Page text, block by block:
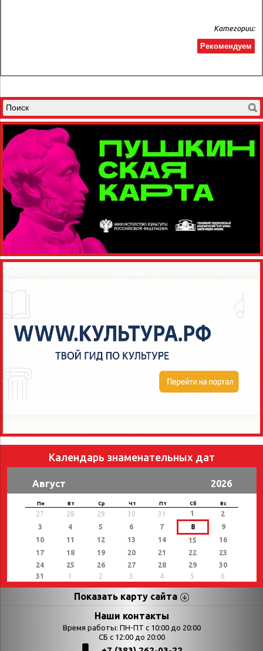
Категории:
Рекомендуем
Календарь знаменательных дат
Август 2026
Пн Вт Ср Чт Пт Сб Вс
27 28 29 30 31 1
2
3
4 5 6 7 8
9
10
11 12 13 14 15
16
17
18 19 20 21 22
23
24
25 26 27 28 29
30
31
1 2 3 4 5 6
Показать карту сайта
Страницы Категории
Выставки
Наши контакты
Время работы: ПН-ПТ с 10:00 до 20:00
СБ с 12:00 до 20:00